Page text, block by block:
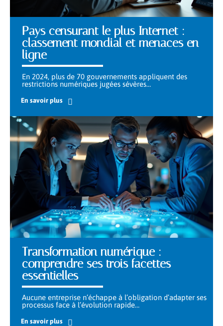
Pays censurant le plus Internet :
classement mondial et menaces en
ligne
En 2024, plus de 70 gouvernements appliquent des
restrictions numériques jugées sévères…
En savoir plus
Transformation numérique :
comprendre ses trois facettes
essentielles
Aucune entreprise n’échappe à l’obligation d’adapter ses
processus face à l’évolution rapide…
En savoir plus